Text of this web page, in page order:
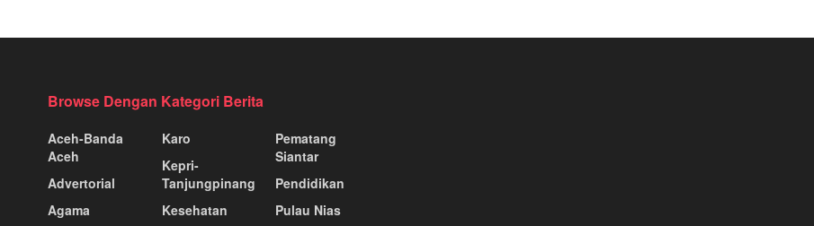
Browse Dengan Kategori Berita
Aceh-Banda
Aceh
Advertorial
Agama
Karo
Kepri-
Tanjungpinang
Kesehatan
Pematang
Siantar
Pendidikan
Pulau Nias